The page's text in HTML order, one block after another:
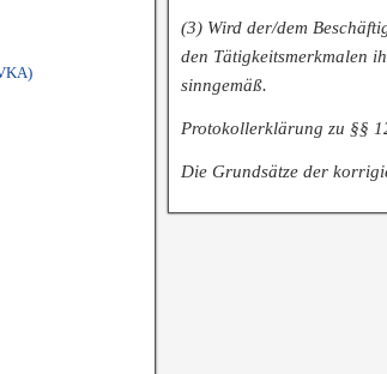
(3) Wird der/dem
den Tätigkeitsmerkmalen
sinngemäß.
Protokollerklärung zu §§
Die Grundsätze der